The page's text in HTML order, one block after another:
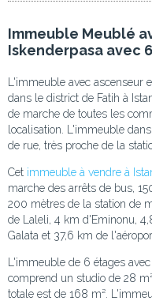
Immeuble Meublé
Iskenderpasa avec
L'immeuble avec ascenseur
dans le district de Fatih à
de marche de toutes les
localisation. L'immeuble
de rue, très proche de la
Cet immeuble à vendre à
marche des arrêts de bus,
200 mètres de la station de
de Laleli, 4 km d'Eminonu,
Galata et 37,6 km de
L'immeuble de 6 étages
comprend un studio de 28
totale est de 168 m².